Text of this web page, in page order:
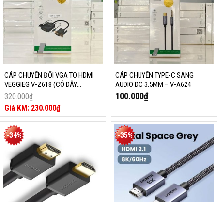
CÁP CHUYỂN ĐỔI VGA TO HDMI
VEGGIEG V-Z618 (CÓ DÂY
LOA/NGUỒN)
320.000₫
Giá
gốc
là:
320.000₫.
230.000₫
Giá
hiện
tại
là:
230.000₫.
CÁP CHUYỂN TYPE-C SANG
AUDIO DC 3.5MM – V-A624
100.000₫
-34% -35%